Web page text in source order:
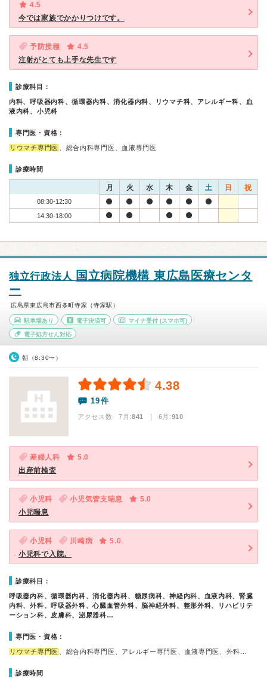
4.5
今では家族でかかりつけです。
予防接種
4.5
注射がとても上手な先生です
診療科目：
内科、呼吸器内科、循環器内科、消化器内科、リウマチ科、アレルギー科、血
液内科、小児科
専門医・資格：
リウマチ専門医 、総合内科専門医、血液専門医
診療時間
月 火 水 木 金 土 日 祝
08:30-12:30
14:30-18:00
独立行政法人 国立病院機構 東広島医療センタ
ー
広島県東広島市西条町寺家（寺家駅）
駐車場あり 電子決済可 マイナ受付 (スマホ可)
電子処方せん対応
朝（8:30〜）
4.38
19件
アクセス数 7月:841 | 6月:910
産婦人科
5.0
出産前検査
小児科 小児気管支喘息
5.0
小児喘息
小児科 川崎病
5.0
小児科で入院。
診療科目：
呼吸器内科、循環器内科、消化器内科、糖尿病科、神経内科、血液内科、腎臓
内科、外科、呼吸器外科、心臓血管外科、脳神経外科、整形外科、リハビリテ
ーション科、皮膚科、泌尿器科…
専門医・資格：
リウマチ専門医 、総合内科専門医、アレルギー専門医、血液専門医、外科…
診療時間